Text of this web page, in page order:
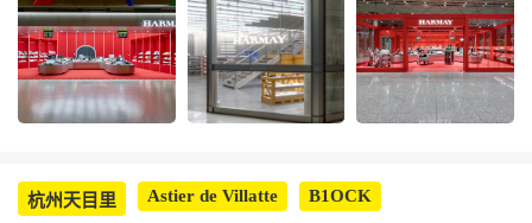
杭州天目里 Astier de Villatte B1OCK